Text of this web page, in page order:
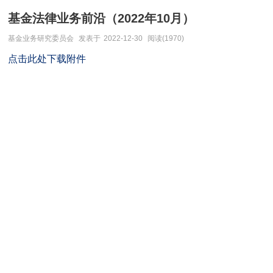
基金法律业务前沿（2022年10月）
基金业务研究委员会 发表于 2022-12-30 阅读(1970)
​点击此处下载附件